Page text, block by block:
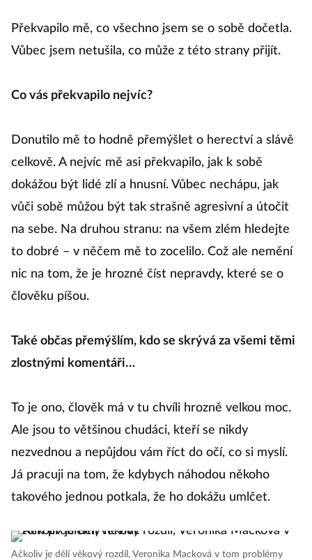
Překvapilo mě, co všechno jsem se o sobě dočetla.
Vůbec jsem netušila, co může z této strany přijít.
Co vás překvapilo nejvíc?
Donutilo mě to hodně přemýšlet o herectví a slávě
celkově. A nejvíc mě asi překvapilo, jak k sobě
dokážou být lidé zlí a hnusní. Vůbec nechápu, jak
vůči sobě můžou být tak strašně agresivní a útočit
na sebe. Na druhou stranu: na všem zlém hledejte
to dobré – v něčem mě to zocelilo. Což ale nemění
nic na tom, že je hrozné číst nepravdy, které se o
člověku píšou.
Také občas přemýšlím, kdo se skrývá za všemi těmi
zlostnými komentáři…
To je ono, člověk má v tu chvíli hrozně velkou moc.
Ale jsou to většinou chudáci, kteří se nikdy
nezvednou a nepůjdou vám říct do očí, co si myslí.
Já pracuji na tom, že kdybych náhodou někoho
takového jednou potkala, že ho dokážu umlčet.
Ačkoliv je dělí věkový rozdíl, Veronika Macková v tom problémy